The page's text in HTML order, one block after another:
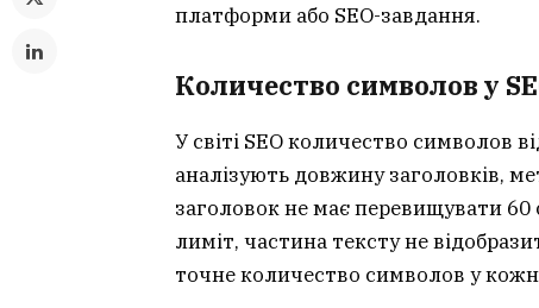
платформи або SEO-завдання.
Количество символов у
У світі SEO количество символов
аналізують довжину заголовків,
заголовок не має перевищувати
лиміт, частина тексту не
точне количество символов у